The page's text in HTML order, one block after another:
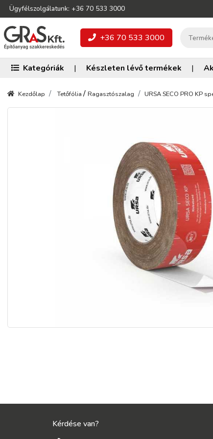
Ügyfélszolgálatunk: +36 70 533 3000
+36 70 533 3000
Kategóriák | Készleten lévő termékek |
Kezdőlap Tetőfólia/ Ragasztószalag URSA SECO PRO KP
Kérdése van?